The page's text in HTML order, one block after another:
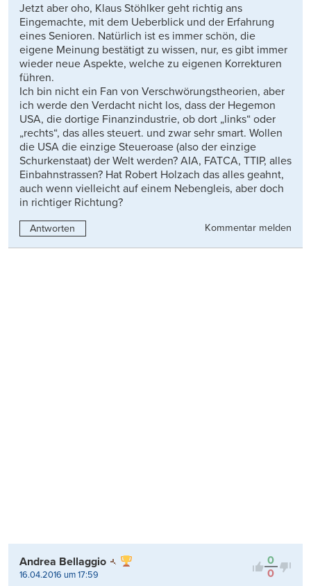
Jetzt aber oho, Klaus Stöhlker geht richtig ans
Eingemachte, mit dem Ueberblick und der Erfahrung
eines Senioren. Natürlich ist es immer schön, die
eigene Meinung bestätigt zu wissen, nur, es gibt immer
wieder neue Aspekte, welche zu eigenen Korrekturen
führen.
Ich bin nicht ein Fan von Verschwörungstheorien, aber
ich werde den Verdacht nicht los, dass der Hegemon
USA, die dortige Finanzindustrie, ob dort „links“ oder
„rechts“, das alles steuert. und zwar sehr smart. Wollen
die USA die einzige Steueroase (also der einzige
Schurkenstaat) der Welt werden? AIA, FATCA, TTIP, alles
Einbahnstrassen? Hat Robert Holzach das alles geahnt,
auch wenn vielleicht auf einem Nebengleis, aber doch
in richtiger Richtung?
Antworten Kommentar melden
0
0
Andrea Bellaggio
16.04.2016 um 17:59